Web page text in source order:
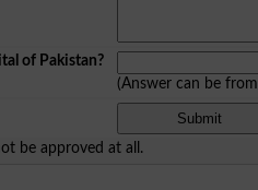
of Pakistan?
(Answer can be from
be approved at all.